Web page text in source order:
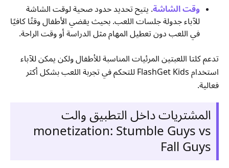
وقت الشاشة. يتيح تحديد حدود صحية لوقت الشاشة
للآباء جدولة جلسات اللعب. بحيث يقضي الأطفال وقتًا كافيًا
في اللعب دون تعطيل المهام مثل الدراسة أو وقت الراحة.
تدعم كلتا اللعبتين المرئيات المناسبة للأطفال ولكن يمكن للآباء
استخدام FlashGet Kids للتحكم في تجربة اللعب بشكل أكثر
فعالية.
المشتريات داخل التطبيق والت
monetization: Stumble Guys vs
Fall Guys